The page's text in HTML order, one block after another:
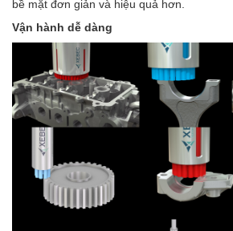
bề mặt đơn giản và hiệu quả hơn.
Vận hành dễ dàng